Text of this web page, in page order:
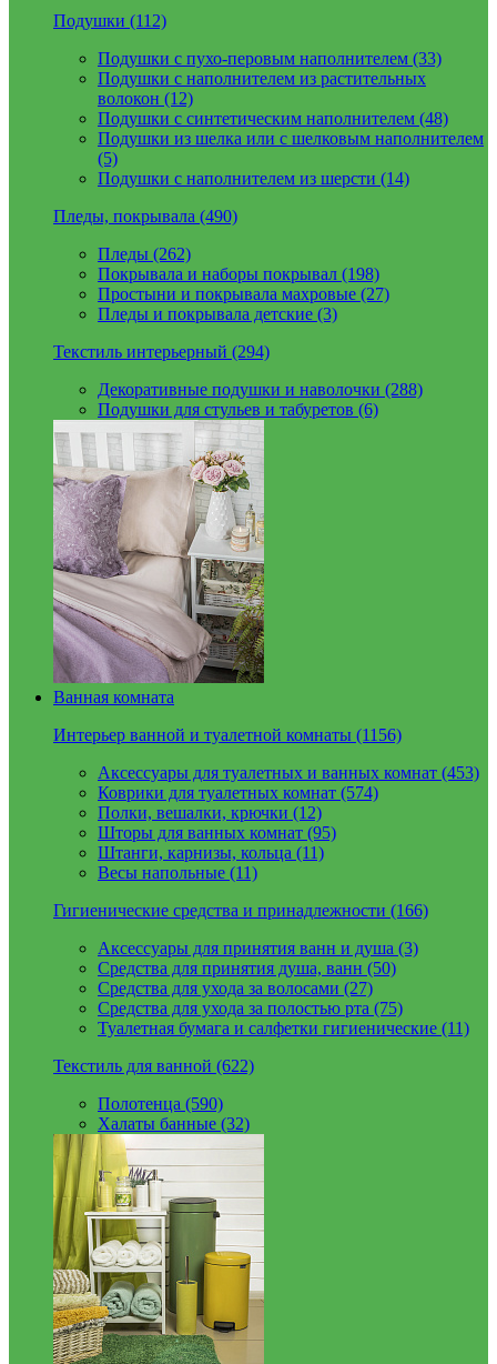
Подушки (112)
Подушки с пухо-перовым наполнителем (33)
Подушки с наполнителем из растительных
волокон (12)
Подушки с синтетическим наполнителем (48)
Подушки из шелка или с шелковым наполнителем
(5)
Подушки с наполнителем из шерсти (14)
Пледы, покрывала (490)
Пледы (262)
Покрывала и наборы покрывал (198)
Простыни и покрывала махровые (27)
Пледы и покрывала детские (3)
Текстиль интерьерный (294)
Декоративные подушки и наволочки (288)
Подушки для стульев и табуретов (6)
Ванная комната
Интерьер ванной и туалетной комнаты (1156)
Аксессуары для туалетных и ванных комнат (453)
Коврики для туалетных комнат (574)
Полки, вешалки, крючки (12)
Шторы для ванных комнат (95)
Штанги, карнизы, кольца (11)
Весы напольные (11)
Гигиенические средства и принадлежности (166)
Аксессуары для принятия ванн и душа (3)
Средства для принятия душа, ванн (50)
Средства для ухода за волосами (27)
Средства для ухода за полостью рта (75)
Туалетная бумага и салфетки гигиенические (11)
Текстиль для ванной (622)
Полотенца (590)
Халаты банные (32)